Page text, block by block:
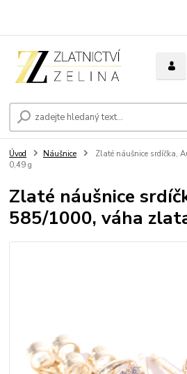
Úvod Náušnice
Zlaté náušnice srdíčka,
0,49 g
Zlaté náušnice
585/1000, váha